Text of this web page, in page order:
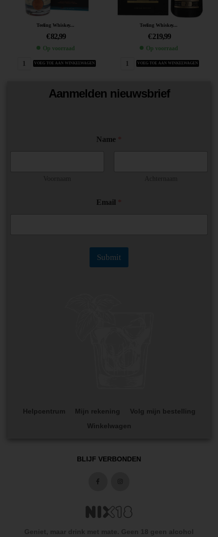
Teeling Whiskey...
€82,99
Op voorraad
VOEG TOE AAN WINKELWAGEN
Teeling Whiskey...
€ 219,99
Op voorraad
VOEG TOE AAN WINKELWAGEN
Aanmelden nieuwsbrief
*
Name
Email
Submit
Helpcentrum Mijn rekening
Volg mijn bestelling
Winkelwagen
BLIJF VERBONDEN
Geniet, maar drink met mate. Geen 18 geen alcohol